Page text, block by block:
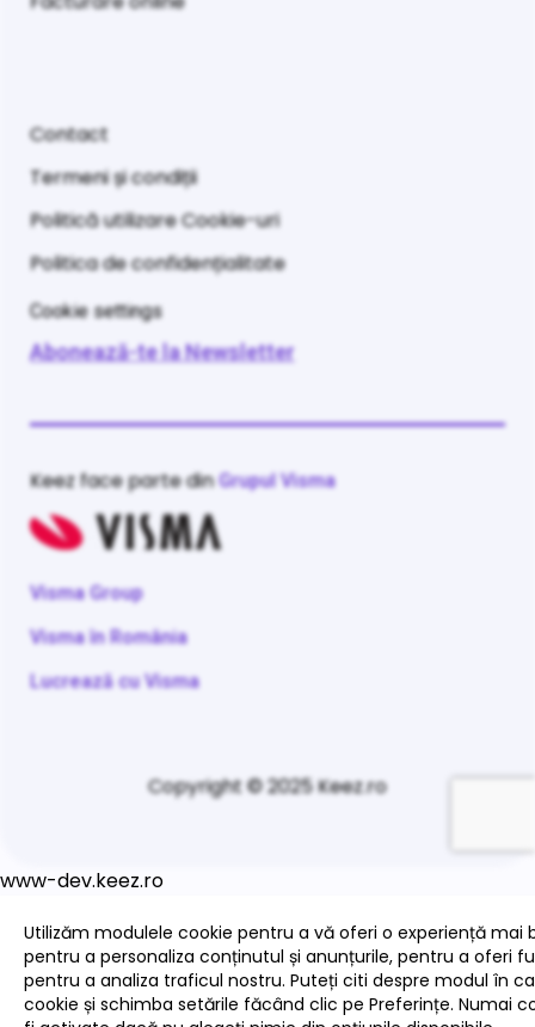
Contact
Termeni și condiții
Politică utilizare Cookie-uri
Politica de confidențialitate
Cookie settings
Abonează-te la Newsletter
Keez face parte dinGrupul Visma
Visma Group
Visma în România
Lucrează cu Visma
Copyright © 2025 Keez.ro
www-dev.keez.ro